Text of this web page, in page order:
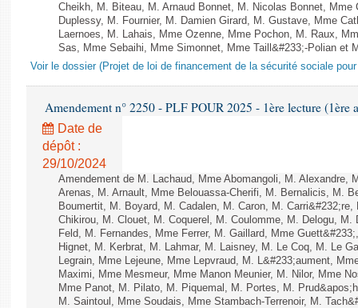
Cheikh, M. Biteau, M. Arnaud Bonnet, M. Nicolas Bonnet, Mme
Duplessy, M. Fournier, M. Damien Girard, M. Gustave, Mme
Laernoes, M. Lahais, Mme Ozenne, Mme Pochon, M. Raux,
Sas, Mme Sebaihi, Mme Simonnet, Mme Taill&#233;-Polian et
Voir le dossier (Projet de loi de financement de la sécurité sociale pour
Amendement n° 2250 - PLF POUR 2025 - 1ère lecture (1ère
Date de
dépôt :
29/10/2024
Amendement de M. Lachaud, Mme Abomangoli, M. Alexandre,
Arenas, M. Arnault, Mme Belouassa-Cherifi, M. Bernalicis, M.
Boumertit, M. Boyard, M. Cadalen, M. Caron, M.
Chikirou, M. Clouet, M. Coquerel, M. Coulomme, M. Delogu, M.
Feld, M. Fernandes, Mme Ferrer, M. Gaillard, Mme
Hignet, M. Kerbrat, M. Lahmar, M. Laisney, M. Le Coq, M. Le
Legrain, Mme Lejeune, Mme Lepvraud, M. L&#233;aument,
Maximi, Mme Mesmeur, Mme Manon Meunier, M. Nilor, Mme
Mme Panot, M. Pilato, M. Piquemal, M. Portes, M.
M. Saintoul, Mme Soudais, Mme Stambach-Terrenoir, M.